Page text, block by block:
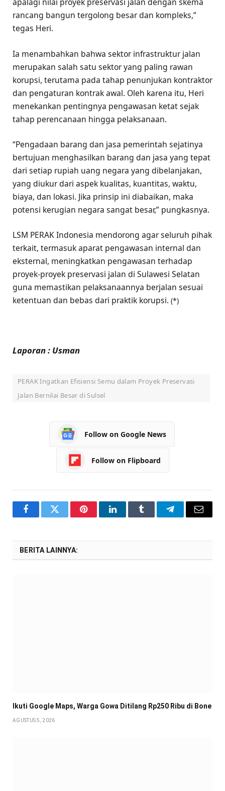
apalagi nilai proyek preservasi jalan dengan skema
rancang bangun tergolong besar dan kompleks,”
tegas Heri.
Ia menambahkan bahwa sektor infrastruktur jalan
merupakan salah satu sektor yang paling rawan
korupsi, terutama pada tahap penunjukan kontraktor
dan pengaturan kontrak awal. Oleh karena itu, Heri
menekankan pentingnya pengawasan ketat sejak
tahap perencanaan hingga pelaksanaan.
“Pengadaan barang dan jasa pemerintah sejatinya
bertujuan menghasilkan barang dan jasa yang tepat
dari setiap rupiah uang negara yang dibelanjakan,
yang diukur dari aspek kualitas, kuantitas, waktu,
biaya, dan lokasi. Jika prinsip ini diabaikan, maka
potensi kerugian negara sangat besar,” pungkasnya.
LSM PERAK Indonesia mendorong agar seluruh pihak
terkait, termasuk aparat pengawasan internal dan
eksternal, meningkatkan pengawasan terhadap
proyek-proyek preservasi jalan di Sulawesi Selatan
guna memastikan pelaksanaannya berjalan sesuai
ketentuan dan bebas dari praktik korupsi. (*)
Laporan : Usman
PERAK Ingatkan Efisiensi Semu dalam Proyek Preservasi
Jalan Bernilai Besar di Sulsel
Follow on Google News
Follow on Flipboard
FacebookTwitter PinterestLinkedInTumblr TelegramEmail
BERITA LAINNYA:
Ikuti Google Maps, Warga Gowa Ditilang Rp250 Ribu di Bone
AGUSTUS 5, 2026